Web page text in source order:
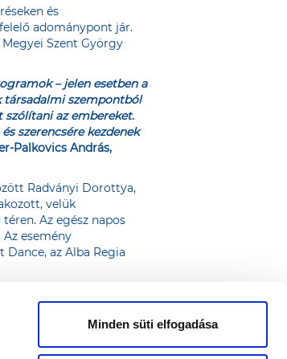
Minden süti elfogadása
és
adománypont jár.
Szent György
– jelen esetben a
társadalmi szempontból
az embereket.
szerencsére kezdenek
Palkovics András,
Radványi Dorottya,
velük
Az egész napos
Az esemény
az Alba Regia